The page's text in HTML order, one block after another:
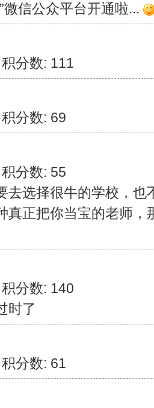
微信公众平台开通啦...
积分数: 111
积分数: 69
积分数: 55
去选择很牛的学校，
真正把你当宝的老师
积分数: 140
时了
积分数: 61